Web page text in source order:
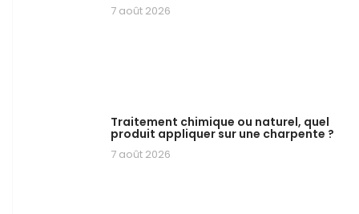
7 août 2026
Traitement chimique ou naturel, quel
produit appliquer sur une charpente ?
7 août 2026